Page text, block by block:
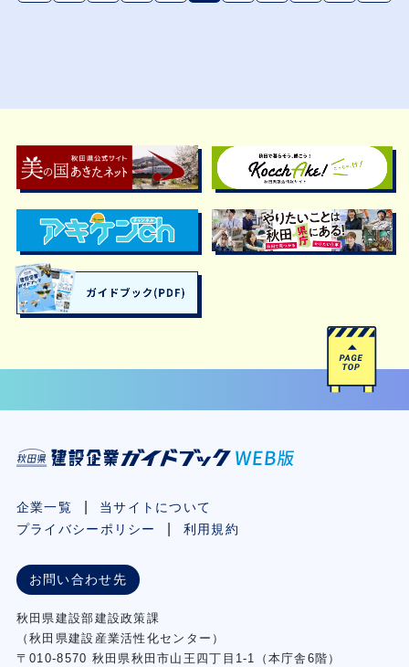
企業一覧
当サイトについて
プライバシーポリシー
利用規約
お問い合わせ先
秋⽥県建設部建設政策課
（秋⽥県建設産業活性化センター）
〒010-8570 秋田県秋田市⼭王四丁⽬1-1（本庁舎6階）